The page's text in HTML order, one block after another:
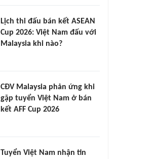
Lịch thi đấu bán kết ASEAN
Cup 2026: Việt Nam đấu với
Malaysia khi nào?
CĐV Malaysia phản ứng khi
gặp tuyển Việt Nam ở bán
kết AFF Cup 2026
Tuyển Việt Nam nhận tin